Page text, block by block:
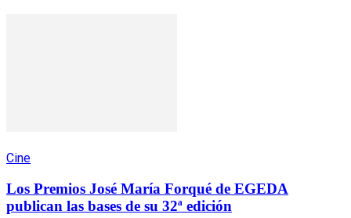
Cine
Los Premios José María Forqué de EGEDA
publican las bases de su 32ª edición